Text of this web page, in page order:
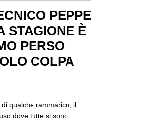
PEPPE
STAGIONE È
PERSO
COLPA
qualche rammarico, il
dove tutte si sono